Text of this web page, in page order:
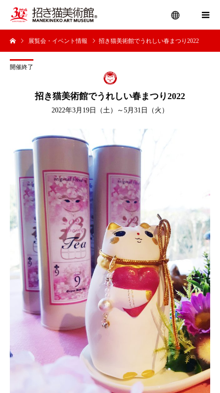
menu
展覧会・イベント情報 招き猫美術館でうれしい春まつり2022
開催終了
招き猫美術館でうれしい春まつり2022
2022年3月19日（土）～5月31日（火）